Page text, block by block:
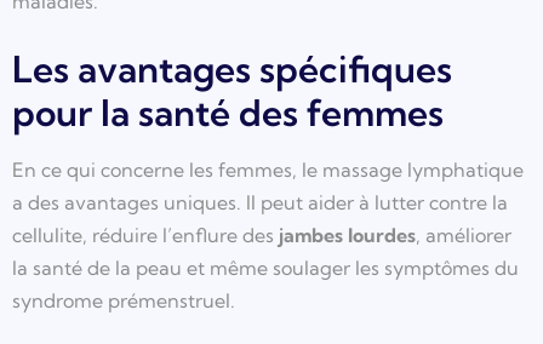
Les avantages spécifiques
pour la santé des femmes
En ce qui concerne les femmes, le massage lymphatique
a des avantages uniques. Il peut aider à lutter contre la
cellulite, réduire l’enflure des jambes lourdes, améliorer
la santé de la peau et même soulager les symptômes du
syndrome prémenstruel.